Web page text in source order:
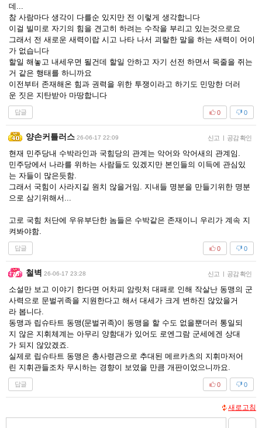
데...
참 사람마다 생각이 다를순 있지만 전 이렇게 생각합니다
이걸 빌미로 자기의 힘을 견고히 하려는 수작을 부리고 있는것으로요
그래서 전 새로운 새력이랍 시고 나타 나서 괴랄한 말을 하는 새력이 어이
가 없습니다
할일 해놓고 내세우면 될건데 할일 안하고 자기 선전 하면서 목줄을 쥐는
거 같은 행태를 하니까요
이전부터 존재해온 힘과 권력을 위한 투쟁이라고 하기도 민망한 더러
운 짓은 지탄받아 마땅합니다
답글 0
0
양손커틀러스 26-06-17 22:09 신고 | 공감 확인
현재 민주당내 수박라인과 국힘당의 관계는 악어와 악어새의 관계임.
민주당에서 나라를 위하는 사람들도 있겠지만 본인들의 이득에 관심있
는 자들이 많은듯함.
그래서 국힘이 사라지길 원치 않을거임. 지내들 명분을 만들기위한 명분
으로 삼기위해서...
고로 국힘 처단에 우유부단한 놈들은 수박같은 존재이니 우리가 계속 지
켜봐야함.
답글 0
0
철벽 26-06-17 23:28 신고 | 공감 확인
소설만 보고 이야기 한다면 어차피 암릿처 대패로 인해 작살난 동맹의 군
사력으로 문벌귀족을 지원한다고 해서 대세가 크게 변하진 않았을거
라 봅니다.
동맹과 립슈타트 동맹(문벌귀족)이 동맹을 할 수도 없을뿐더러 통일되
지 않은 지휘체계는 아무리 양함대가 있어도 로엔그람 군세에겐 상대
가 되지 않았겠죠.
실제로 립슈타트 동맹은 총사령관으로 추대된 메르카츠의 지휘마저어
린 지휘관들조차 무시하는 경향이 보였을 만큼 개판이었으니까요.
답글 0
0
새로고침